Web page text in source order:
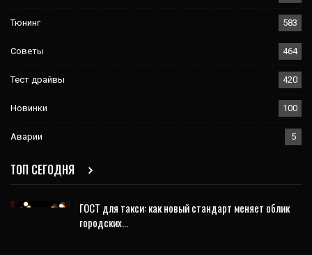
Тюнинг 583
Советы 464
Тест драйвы 420
Новинки 100
Аварии 5
ТОП СЕГОДНЯ
ГОСТ для такси: как новый стандарт меняет облик
городских…